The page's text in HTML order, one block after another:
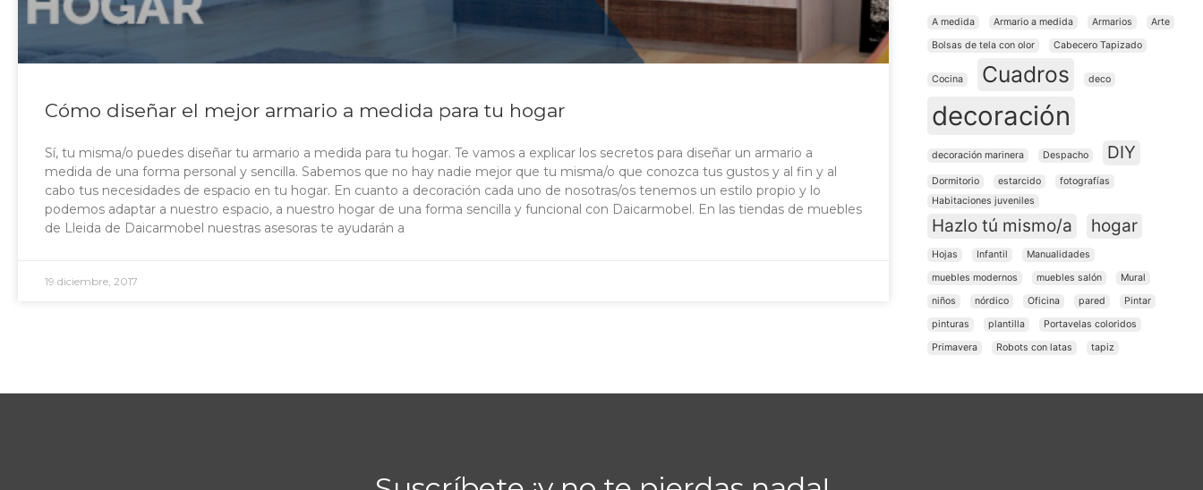
Cómo diseñar el mejor armario a medida para tu hogar
Sí, tu misma/o puedes diseñar tu armario a medida para tu hogar. Te vamos a explicar los secretos para diseñar un armario a
medida de una forma personal y sencilla. Sabemos que no hay nadie mejor que tu misma/o que conozca tus gustos y al fin y al
cabo tus necesidades de espacio en tu hogar. En cuanto a decoración cada uno de nosotras/os tenemos un estilo propio y lo
podemos adaptar a nuestro espacio, a nuestro hogar de una forma sencilla y funcional con Daicarmobel. En las tiendas de muebles
de Lleida de Daicarmobel nuestras asesoras te ayudarán a
19 diciembre, 2017
A medida Armario a medida Armarios
Arte
Bolsas de tela con olor
Cabecero Tapizado
Cocina Cuadros deco
decoración
decoración marinera Despacho DIY
Dormitorio estarcido
fotografías
Habitaciones juveniles
Hazlo tú mismo/a hogar
Hojas Infantil
Manualidades
muebles modernos
muebles salón
Mural
niños
nórdico Oficina pared
Pintar
pinturas
plantilla
Portavelas coloridos
Primavera
Robots con latas tapiz